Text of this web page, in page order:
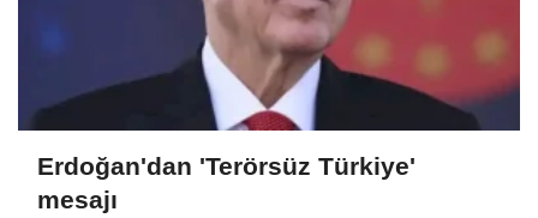
Erdoğan'dan 'Terörsüz Türkiye'
mesajı